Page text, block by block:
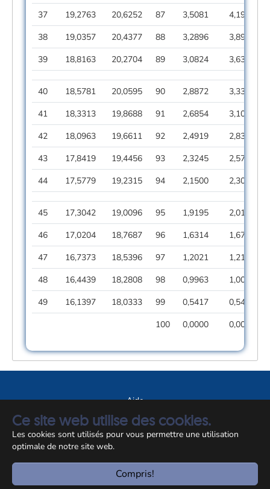
Ce site web utilise des cookies.
Les cookies sont utilisés pour vous permettre une utilisation
optimale de notre site web.
Compris!
37
19,2763 20,6252 87 3,5081
4,1909
38
19,0357 20,4377 88 3,2896
3,8973
39
18,8163 20,2704 89 3,0824 3,6306
40 18,5781 20,0595 90 2,8872
3,3365
41
18,3313 19,8688 91 2,6854
3,1070
42
18,0963 19,6611 92 2,4919
2,8309
43
17,8419 19,4456 93 2,3245
2,5781
44
17,5779 19,2315 94 2,1500 2,3093
45 17,3042 19,0096 95 1,9195
2,0178
46
17,0204 18,7687 96 1,6314
1,6712
47
16,7373 18,5396 97 1,2021
1,2133
48
16,4439 18,2808 98 0,9963
1,0027
49
16,1397 18,0333 99 0,5417
0,5417
100
0,0000 0,0000
Aide
A propos du site
Notice légale
© CCSS 2026